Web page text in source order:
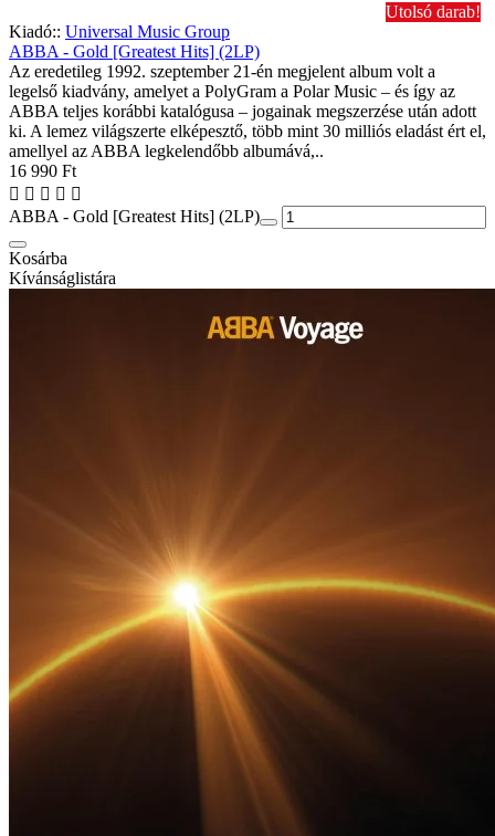
Utolsó darab!
Kiadó:: Universal Music Group
ABBA - Gold [Greatest Hits] (2LP)
Az eredetileg 1992. szeptember 21-én megjelent album volt a
legelső kiadvány, amelyet a PolyGram a Polar Music – és így az
ABBA teljes korábbi katalógusa – jogainak megszerzése után adott
ki. A lemez világszerte elképesztő, több mint 30 milliós eladást ért el,
amellyel az ABBA legkelendőbb albumává,..
16 990 Ft
ABBA - Gold [Greatest Hits] (2LP)
Kosárba
Kívánságlistára